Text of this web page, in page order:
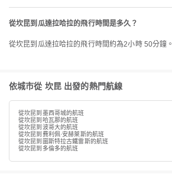
從坎昆到瓜達拉哈拉的飛行時間是多久？
從坎昆到瓜達拉哈拉的飛行時間約為2小時 50分鐘。
依城市從 坎昆 出發的熱門航線
從坎昆到墨西哥城的航班
從坎昆到哈瓦那的航班
從坎昆到波哥大的航班
從坎昆到費利佩·安赫萊斯的航班
從坎昆到圖斯特拉古鐵雷斯的航班
從坎昆到多倫多的航班